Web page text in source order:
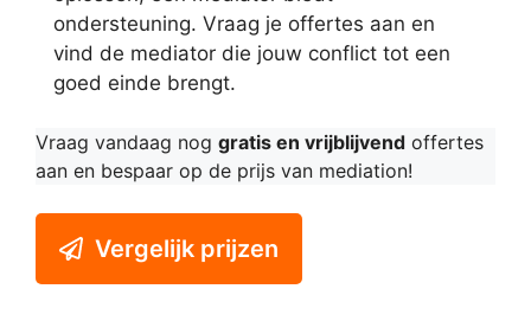
ondersteuning. Vraag je offertes aan en
vind de mediator die jouw conflict tot een
goed einde brengt.
Vraag vandaag nog gratis en vrijblijvend offertes
aan en bespaar op de prijs van mediation!
Vergelijk prijzen